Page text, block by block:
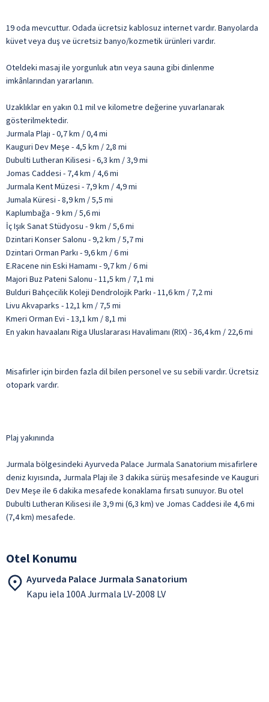
19 oda mevcuttur. Odada ücretsiz kablosuz internet vardır. Banyolarda
küvet veya duş ve ücretsiz banyo/kozmetik ürünleri vardır.
Oteldeki masaj ile yorgunluk atın veya sauna gibi dinlenme
imkânlarından yararlanın.
Uzaklıklar en yakın 0.1 mil ve kilometre değerine yuvarlanarak
gösterilmektedir.
Jurmala Plajı - 0,7 km / 0,4 mi
Kauguri Dev Meşe - 4,5 km / 2,8 mi
Dubulti Lutheran Kilisesi - 6,3 km / 3,9 mi
Jomas Caddesi - 7,4 km / 4,6 mi
Jurmala Kent Müzesi - 7,9 km / 4,9 mi
Jumala Küresi - 8,9 km / 5,5 mi
Kaplumbağa - 9 km / 5,6 mi
İç Işık Sanat Stüdyosu - 9 km / 5,6 mi
Dzintari Konser Salonu - 9,2 km / 5,7 mi
Dzintari Orman Parkı - 9,6 km / 6 mi
E.Racene nin Eski Hamamı - 9,7 km / 6 mi
Majori Buz Pateni Salonu - 11,5 km / 7,1 mi
Bulduri Bahçecilik Koleji Dendrolojik Parkı - 11,6 km / 7,2 mi
Livu Akvaparks - 12,1 km / 7,5 mi
Kmeri Orman Evi - 13,1 km / 8,1 mi
En yakın havaalanı Riga Uluslararası Havalimanı (RIX) - 36,4 km / 22,6 mi
Misafirler için birden fazla dil bilen personel ve su sebili vardır. Ücretsiz
otopark vardır.
Plaj yakınında
Jurmala bölgesindeki Ayurveda Palace Jurmala Sanatorium misafirlere
deniz kıyısında, Jurmala Plajı ile 3 dakika sürüş mesafesinde ve Kauguri
Dev Meşe ile 6 dakika mesafede konaklama fırsatı sunuyor. Bu otel
Dubulti Lutheran Kilisesi ile 3,9 mi (6,3 km) ve Jomas Caddesi ile 4,6 mi
(7,4 km) mesafede.
Otel Konumu
Ayurveda Palace Jurmala Sanatorium
Kapu iela 100A Jurmala LV-2008 LV